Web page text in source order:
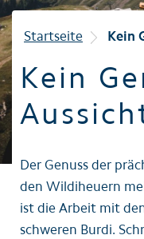
Winter
Familie
Startseite Kein
Kein
Der Genuss der
den Wildiheuern
ist die Arbeit mit
schweren Burdi.